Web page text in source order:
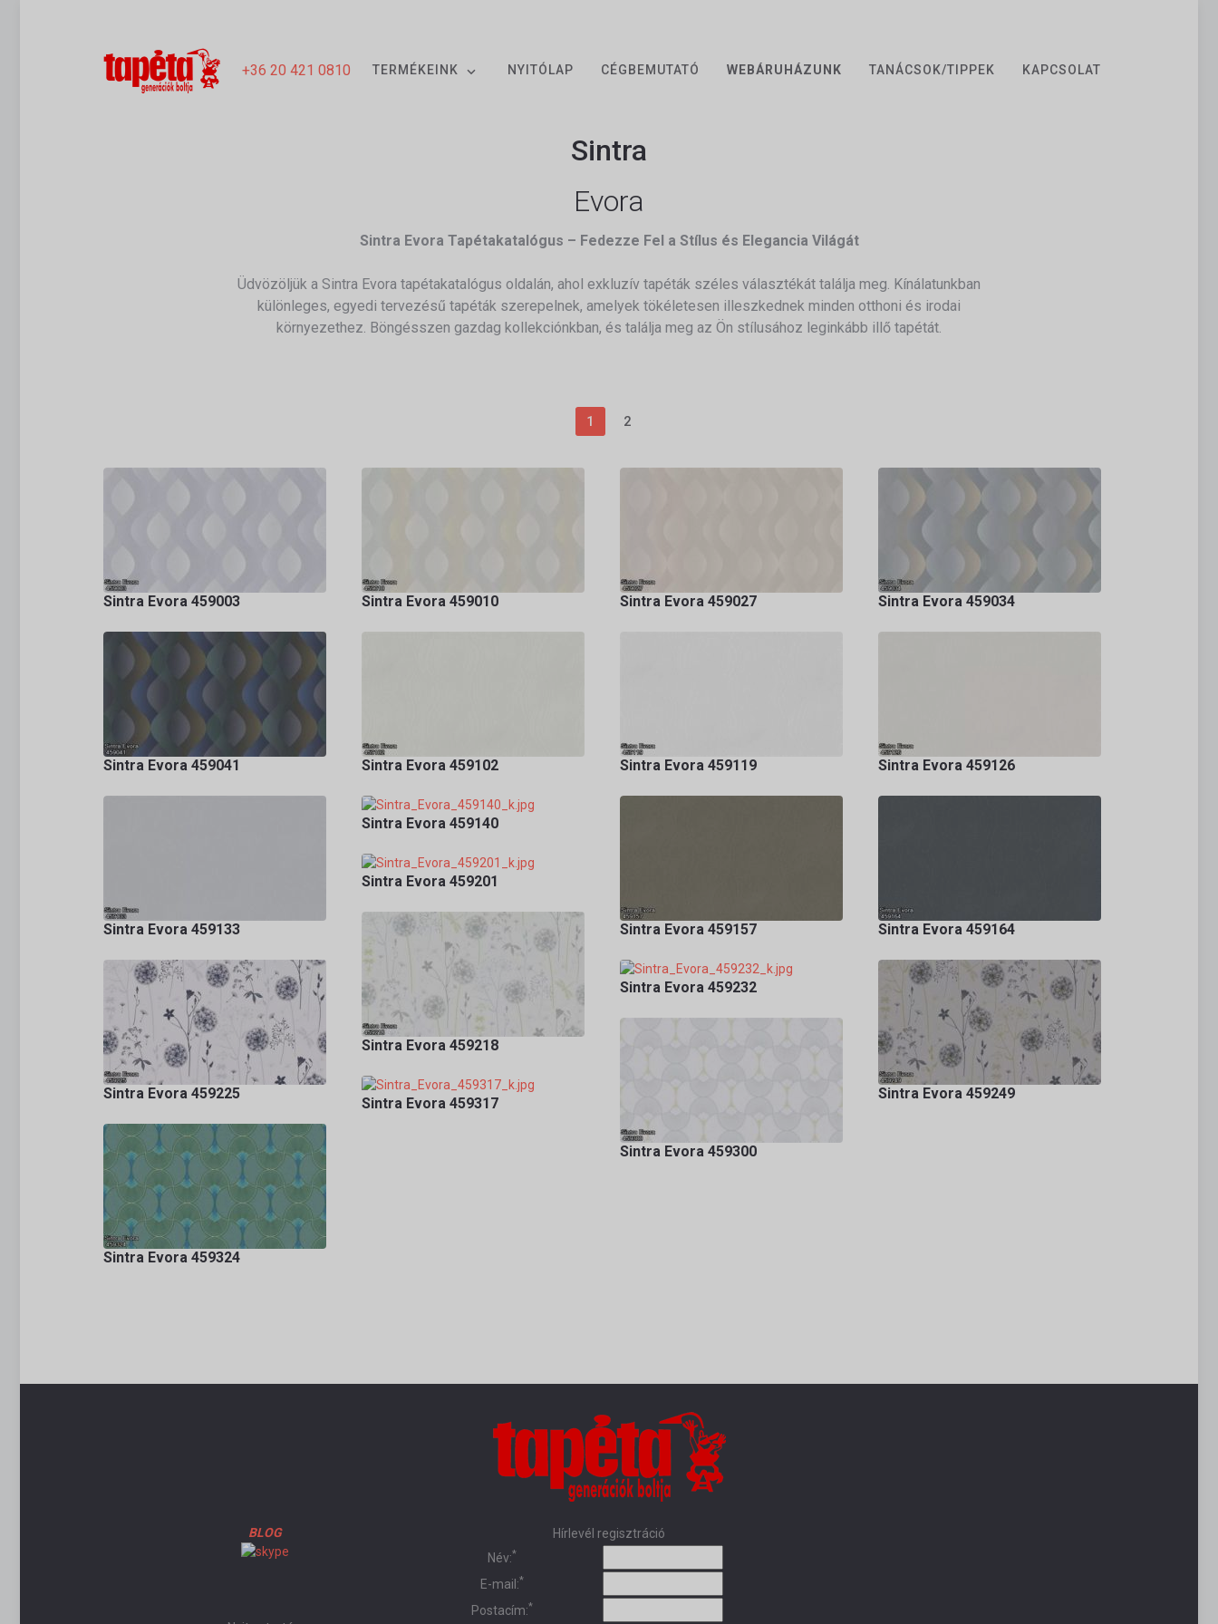
+36 20 421 0810 TERMÉKEINK NYITÓLAP CÉGBEMUTATÓ WEBÁRUHÁZUNK TANÁCSOK/TIPPEK KAPCSOLAT
Sintra
Evora
Sintra Evora Tapétakatalógus – Fedezze Fel a Stílus és Elegancia Világát
Üdvözöljük a Sintra Evora tapétakatalógus oldalán, ahol exkluzív tapéták széles választékát találja meg. Kínálatunkban
különleges, egyedi tervezésű tapéták szerepelnek, amelyek tökéletesen illeszkednek minden otthoni és irodai
környezethez. Böngésszen gazdag kollekciónkban, és találja meg az Ön stílusához leginkább illő tapétát.
1 2
Sintra Evora 459003 Sintra Evora 459010 Sintra Evora 459027 Sintra Evora 459034
Sintra Evora 459041 Sintra Evora 459102 Sintra Evora 459119 Sintra Evora 459126
Sintra Evora 459133
Sintra Evora 459140
Sintra Evora 459157 Sintra Evora 459164
Sintra Evora 459201
Sintra Evora 459218
Sintra Evora 459225
Sintra Evora 459232
Sintra Evora 459249
Sintra Evora 459300
Sintra Evora 459317
Sintra Evora 459324
BLOG
Hírlevél regisztráció
Név:*
E-mail:*
Postacím:*